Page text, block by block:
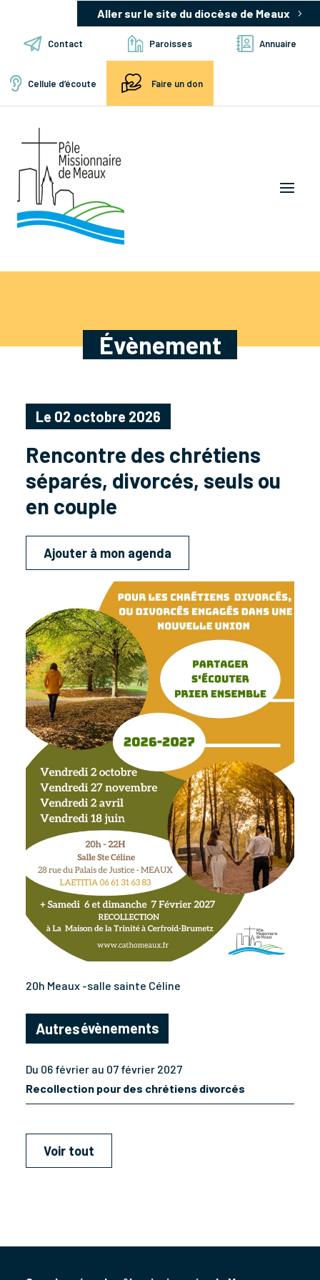
Aller sur le site du diocèse de Meaux
Contact Paroisses Annuaire
Cellule d’écoute Faire un don
Évènement
Le 02 octobre 2026
Rencontre des chrétiens
séparés, divorcés, seuls ou
en couple
Ajouter à mon agenda
20h Meaux -salle sainte Céline
Autresévènements
Du 06 février au 07 février 2027
Recollection pour des chrétiens divorcés
Voir tout